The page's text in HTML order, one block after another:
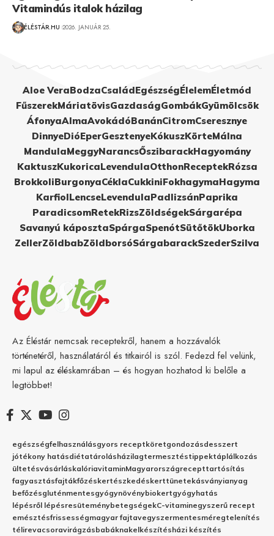
Vitamindús italok házilag
ÉLÉSTÁR.HU 2026. JANUÁR 25.
Aloe VeraBodzaCsaládEgészségÉlelemÉletmód
FűszerekMáriatövisGazdaságGombákGyümölcsök
ÁfonyaAlmaAvokádóBanánCitromCseresznye
DinnyeDióEperGesztenyeKókuszKörteMálna
MandulaMeggyNarancsŐszibarackHagyomány
KaktuszKukoricaLevendulaOtthonReceptekRózsa
BrokkoliBurgonyaCéklaCukkiniFokhagymaHagyma
KarfiolLencseLevendulaPadlizsánPaprika
ParadicsomRetekRizsZöldségekSárgarépa
Savanyú káposztaSpárgaSpenótSütőtökUborka
ZellerZöldbabZöldborsóSárgabarackSzederSzilva
Az Éléstár nemcsak receptekről, hanem a hozzávalók
történetéről, használatáról és titkairól is szól. Fedezd fel velünk,
mi lapul az éléskamrában – és hogyan hozhatod ki belőle a
legtöbbet!
egészségfelhasználásgyors receptköretgondozásdesszert
jótékony hatásdiétatárolásházilagtermesztéstippektáplálkozás
ültetésvásárláskalóriavitaminMagyarországrecepttartósítás
fagyasztásfajtákfőzéskertészkedéskerttünetekásványianyag
befőzésgluténmentesgyógynövénybiokertgyógyhatás
lépésről lépésresüteménybetegségekC-vitaminegyszerű recept
emésztésfrissességmagyar fajtavegyszermentesméregtelenítés
télirevacsoravirágzásbabáknakelkészítésházi készítés